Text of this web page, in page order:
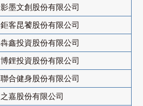
影墨文創股份有限公司
鉅客昆饕股份有限公司
犇鑫投資股份有限公司
博鋰投資股份有限公司
聯合健身股份有限公司
之嘉股份有限公司